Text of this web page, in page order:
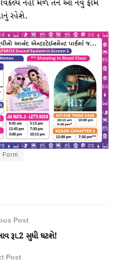
નહી મળે તેને આ નવું ફોર્મ
રહેશે.
Post
રૂા.2 સુધી ઘટશે!
Post